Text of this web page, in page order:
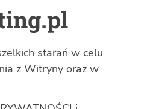
starań w celu
z Witryny oraz w